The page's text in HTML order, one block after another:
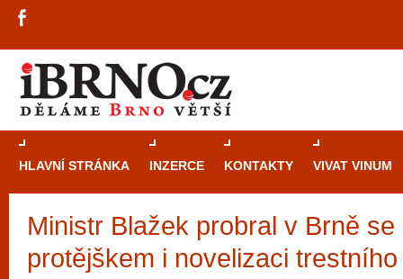
HLAVNÍ STRÁNKA INZERCE KONTAKTY VIVAT VINUM
Ministr Blažek probral v Brně
protějškem i novelizaci
Průvodce
Brně: Od